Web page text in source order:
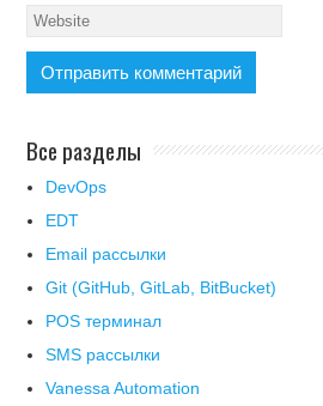
Все разделы
DevOps
EDT
Email рассылки
Git (GitHub, GitLab, BitBucket)
POS терминал
SMS рассылки
Vanessa Automation